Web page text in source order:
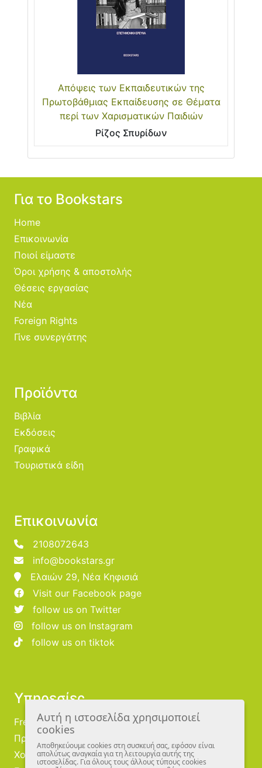
Απόψεις των Εκπαιδευτικών της
Πρωτοβάθμιας Εκπαίδευσης σε Θέματα
περί των Χαρισματικών Παιδιών
Ρίζος Σπυρίδων
Για το Bookstars
Home
Επικοινωνία
Ποιοί είμαστε
Όροι χρήσης & αποστολής
Θέσεις εργασίας
Νέα
Foreign Rights
Γίνε συνεργάτης
Προϊόντα
Βιβλία
Εκδόσεις
Γραφικά
Τουριστικά είδη
Επικοινωνία
2108072643
info@bookstars.gr
Ελαιών 29, Νέα Κηφισιά
Visit our Facebook page
follow us on Twitter
follow us on Instagram
follow us on tiktok
Υπηρεσίες
Free Publishing
Προμηθευτές
Χονδρική
Αυτή η ιστοσελίδα χρησιμοποιεί
cookies
Αποθηκεύουμε cookies στη συσκευή σας, εφόσον είναι
απολύτως αναγκαία για τη λειτουργία αυτής της
ιστοσελίδας. Για όλους τους άλλους τύπους cookies